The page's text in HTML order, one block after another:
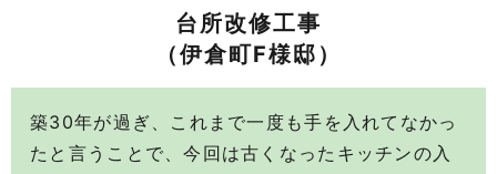
台所改修工事
（伊倉町F様邸）
築30年が過ぎ、これまで一度も手を入れてなかっ
たと言うことで、今回は古くなったキッチンの入